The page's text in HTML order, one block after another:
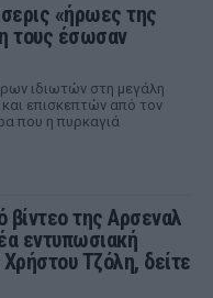
«ήρωες της
τους έσωσαν
ιδιωτών στη μεγάλη
επισκεπτών από τον
που η πυρκαγιά
βίντεο της Αρσεναλ
εντυπωσιακή
Χρήστου Τζόλη, δείτε